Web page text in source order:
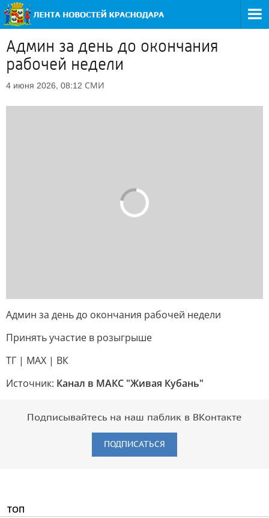
Админ за день до окончания
рабочей недели
4 июня 2026, 08:12 СМИ
Админ за день до окончания рабочей недели
Принять участие в розыгрыше
TГ | MAX | ВК
Источник: Канал в МАКС "Живая Кубань"
Подписывайтесь на наш паблик в ВКонтакте
ПОДПИСАТЬСЯ
ТОП